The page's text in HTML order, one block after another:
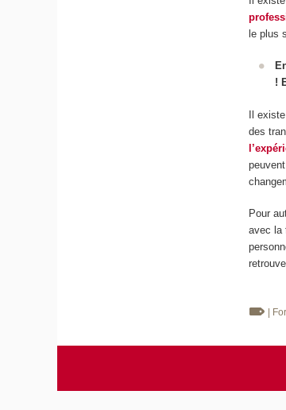
le plus
!
Il
des
Pour
avec la
|